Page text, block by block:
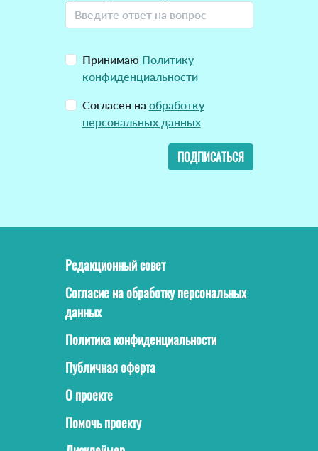
Принимаю Политику
конфиденциальности
Согласен на обработку
персональных данных
ПОДПИСАТЬСЯ
Редакционный совет
Согласие на обработку персональных
данных
Политика конфиденциальности
Публичная оферта
О проекте
Помочь проекту